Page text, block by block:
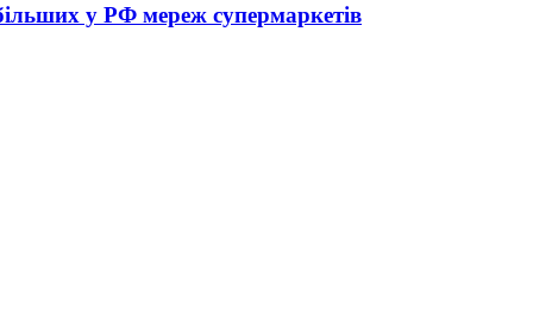
у РФ мереж супермаркетів